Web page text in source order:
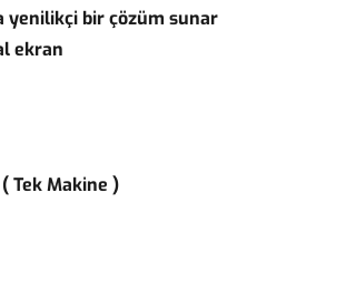
yenilikçi bir çözüm sunar
ekran
( Tek Makine )